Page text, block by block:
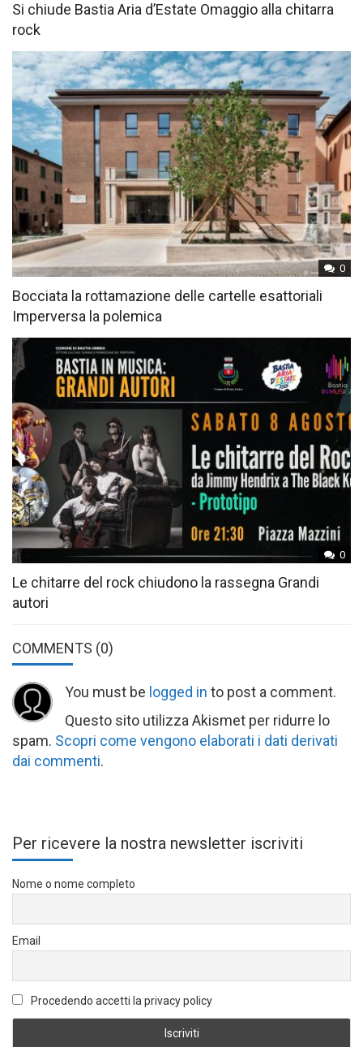
Si chiude Bastia Aria d’Estate Omaggio alla chitarra
rock
0
Bocciata la rottamazione delle cartelle esattoriali
Imperversa la polemica
0
Le chitarre del rock chiudono la rassegna Grandi
autori
COMMENTS (0)
You must be logged in to post a comment.
Questo sito utilizza Akismet per ridurre lo
spam. Scopri come vengono elaborati i dati derivati
dai commenti.
Per ricevere la nostra newsletter iscriviti
Nome o nome completo
Email
Procedendo accetti la privacy policy